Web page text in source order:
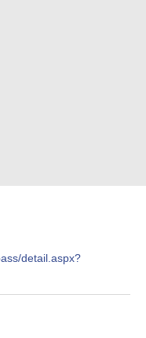
detail.aspx?